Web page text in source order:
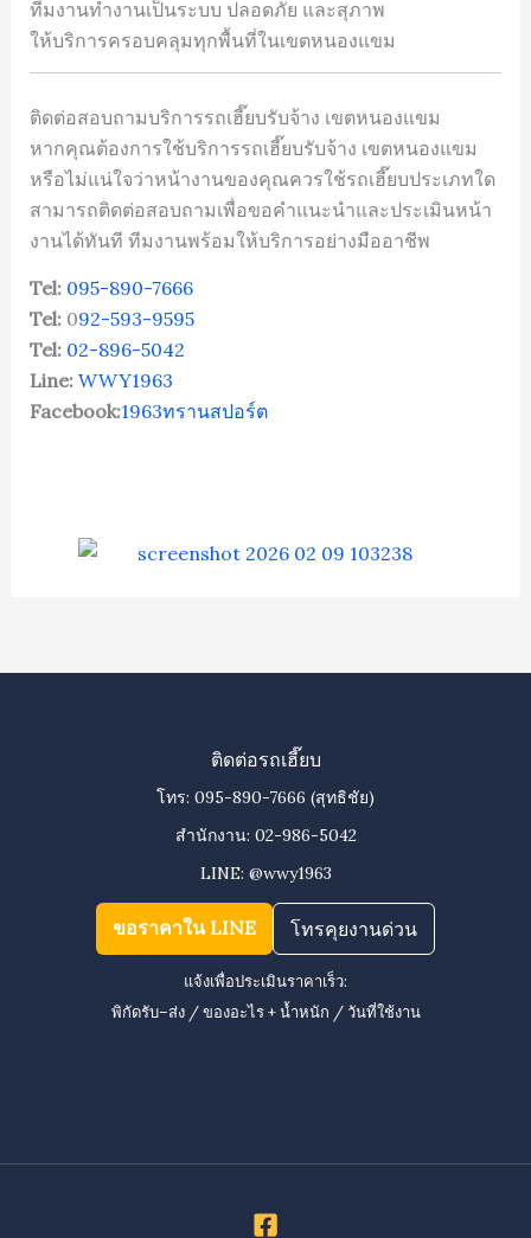
ทีมงานทำงานเป็นระบบ ปลอดภัย และสุภาพ
ให้บริการครอบคลุมทุกพื้นที่ในเขตหนองแขม
ติดต่อสอบถามบริการรถเฮี๊ยบรับจ้าง เขตหนองแขม
หากคุณต้องการใช้บริการรถเฮี๊ยบรับจ้าง เขตหนองแขม
หรือไม่แน่ใจว่าหน้างานของคุณควรใช้รถเฮี๊ยบประเภทใด
สามารถติดต่อสอบถามเพื่อขอคำแนะนำและประเมินหน้า
งานได้ทันที ทีมงานพร้อมให้บริการอย่างมืออาชีพ
Tel: 095-890-7666
Tel:092-593-9595
Tel: 02-896-5042
Line: WWY1963
Facebook:1963ทรานสปอร์ต
ติดต่อรถเฮี๊ยบ
โทร: 095-890-7666 (สุทธิชัย)
สำนักงาน: 02-986-5042
LINE: @wwy1963
ขอราคาใน LINE โทรคุยงานด่วน
แจ้งเพื่อประเมินราคาเร็ว:
พิกัดรับ–ส่ง / ของอะไร + น้ำหนัก / วันที่ใช้งาน